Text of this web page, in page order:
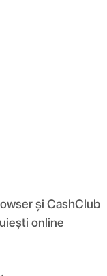
și CashClub
online